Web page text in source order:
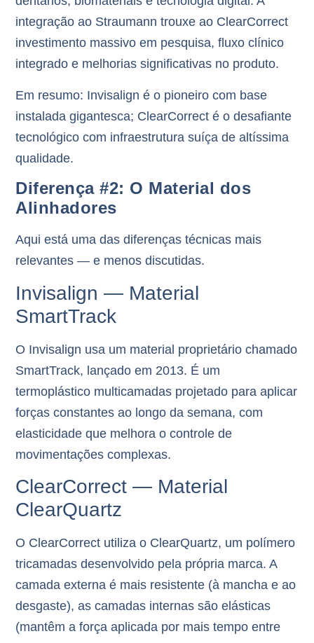
integração ao Straumann trouxe ao ClearCorrect
investimento massivo em pesquisa, fluxo clínico
integrado e melhorias significativas no produto.
Em resumo: Invisalign é o pioneiro com base
instalada gigantesca; ClearCorrect é o desafiante
tecnológico com infraestrutura suíça de altíssima
qualidade.
Diferença #2: O Material dos
Alinhadores
Aqui está uma das diferenças técnicas mais
relevantes — e menos discutidas.
Invisalign — Material
SmartTrack
O Invisalign usa um material proprietário chamado
SmartTrack, lançado em 2013. É um
termoplástico multicamadas projetado para aplicar
forças constantes ao longo da semana, com
elasticidade que melhora o controle de
movimentações complexas.
ClearCorrect — Material
ClearQuartz
O ClearCorrect utiliza o ClearQuartz, um polímero
tricamadas desenvolvido pela própria marca. A
camada externa é mais resistente (à mancha e ao
desgaste), as camadas internas são elásticas
(mantêm a força aplicada por mais tempo entre